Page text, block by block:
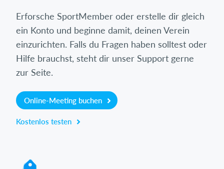
Erforsche SportMember oder erstelle dir gleich
ein Konto und beginne damit, deinen Verein
einzurichten. Falls du Fragen haben solltest oder
Hilfe brauchst, steht dir unser Support gerne
zur Seite.
Online-Meeting buchen
Kostenlos testen